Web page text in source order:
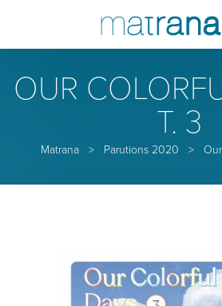
OUR
T. 3
Matrana > Parutions 2020 >